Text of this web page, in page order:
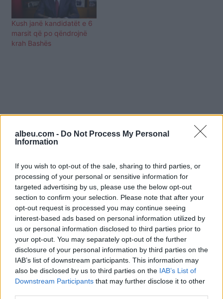
albeu.com - Do Not Process My Personal
Information
If you wish to opt-out of the sale, sharing to third parties, or
processing of your personal or sensitive information for
targeted advertising by us, please use the below opt-out
section to confirm your selection. Please note that after your
opt-out request is processed you may continue seeing
interest-based ads based on personal information utilized by
us or personal information disclosed to third parties prior to
your opt-out. You may separately opt-out of the further
disclosure of your personal information by third parties on the
IAB’s list of downstream participants. This information may
also be disclosed by us to third parties on the IAB’s List of
Downstream Participants that may further disclose it to other
Kush janë kandidatët e 6
marsit që po qëndrojnë
krah Bashës
Shtuarmë6.05.2025 21:17
Tags:
Berisha , paralajmerim